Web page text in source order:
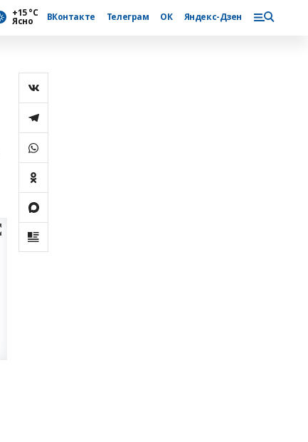
+15 °С
Ясно ВКонтакте Телеграм ОК Яндекс-Дзен